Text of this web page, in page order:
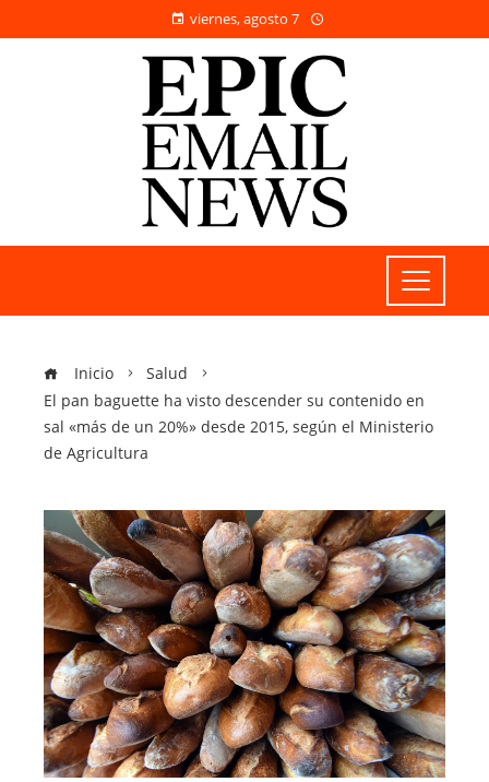
viernes, agosto 7
Inicio
Salud
El pan baguette ha visto descender su contenido en
sal «más de un 20%» desde 2015, según el Ministerio
de Agricultura